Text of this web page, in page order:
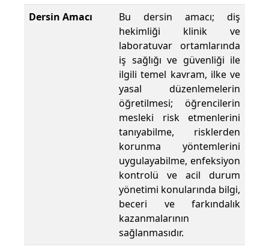
Dersin Amacı
Bu dersin amacı; diş
hekimliği klinik ve
laboratuvar ortamlarında
iş sağlığı ve güvenliği ile
ilgili temel kavram, ilke ve
yasal düzenlemelerin
öğretilmesi; öğrencilerin
mesleki risk etmenlerini
tanıyabilme, risklerden
korunma yöntemlerini
uygulayabilme, enfeksiyon
kontrolü ve acil durum
yönetimi konularında bilgi,
beceri ve farkındalık
kazanmalarının
sağlanmasıdır.